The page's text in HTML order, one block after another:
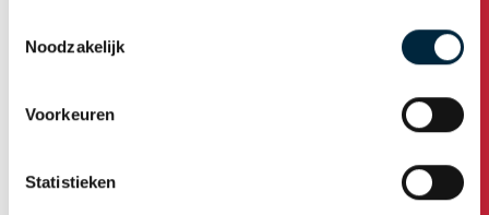
Noodzakelijk
Voorkeuren
Statistieken Haben Sie Fragen?
Bedrucktes Klebeband